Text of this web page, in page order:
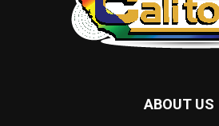
ABOUT US